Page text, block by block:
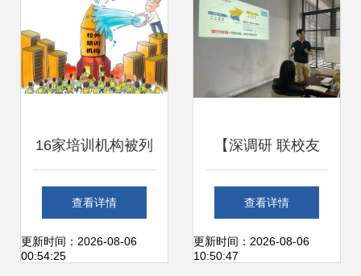
16家培训机构被列
入黑名单 有你家孩
子报的班吗？
查看详情
更新时间：2026-08-06
00:54:25
【深调研 联校友
促发展系列报道
(18)】走访校友企
查看详情
更新时间：2026-08-06
10:50:47